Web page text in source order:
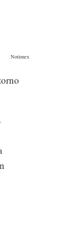
Notimex